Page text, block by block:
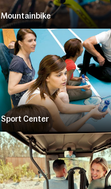
Mountainbike
Sport Center